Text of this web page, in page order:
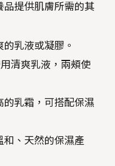
品提供肌膚所需的其
乳液或凝膠。
清爽乳液，兩頰使
的乳霜，可搭配保濕
和、天然的保濕產